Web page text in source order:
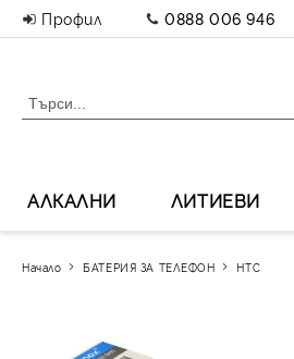
Профил 0888 006 946
АЛКАЛНИ ЛИТИЕВИ
Начало БАТЕРИЯ ЗА ТЕЛЕФОН HTC